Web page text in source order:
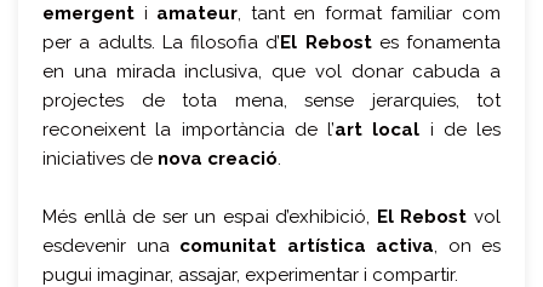
emergent i amateur, tant en format familiar com
per a adults. La filosofia d’El Rebostes fonamenta
en una mirada inclusiva, que vol donar cabuda a
projectes de tota mena, sense jerarquies, tot
reconeixent la importància de l’art local i de les
iniciatives de nova creació.
Més enllà de ser un espai d’exhibició, El Rebost vol
esdevenir una comunitat artística activa, on es
pugui imaginar, assajar, experimentar i compartir.